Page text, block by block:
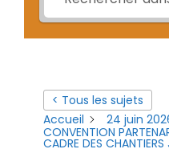
< Tous les sujets
Accueil
24 juin
CONVENTION
CADRE DES CHANTIERS